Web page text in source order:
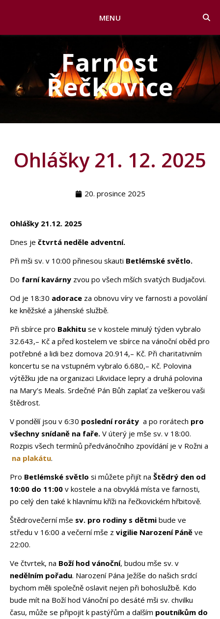
MENU
Farnost
Řečkovice
Ohlášky 21. 12. 2025
20. prosince 2025
Ohlášky 21.12. 2025
Dnes je čtvrtá neděle adventní.
Při mši sv. v 10:00 přinesou skauti Betlémské světlo.
Do farní kavárny zvou po všech mších svatých Budjačovi.
Od je 18:30 adorace za obnovu víry ve farnosti a povolání
ke kněžské a jáhenské službě.
Při sbírce pro Bakhitu se v kostele minulý týden vybralo
32.643,– Kč a před kostelem ve sbírce na vánoční oběd pro
potřebné a lidi bez domova 20.914,– Kč. Při charitativním
koncertu se na vstupném vybralo 6.680,– Kč. Polovina
výtěžku jde na organizaci Likvidace lepry a druhá polovina
na Mary’s Meals. Srdečné Pán Bůh zaplať za veškerou vaši
štědrost.
V pondělí jsou v 6:30 poslední roráty a po rorátech pro
všechny snídaně na faře. V úterý je mše sv. v 18:00.
Rozpis všech termínů předvánočního zpovídání je v Rožni a
na plakátu.
Pro Betlémské světlo si můžete přijít na Štědrý den od
10:00 do 11:00 v kostele a na obvyklá místa ve farnosti,
po celý den také k hlavnímu kříži na řečkovickém hřbitově.
Štědrovečerní mše sv. pro rodiny s dětmi bude ve
středu v 16:00 a večerní mše z vigilie Narození Páně ve
22:00.
Ve čtvrtek, na Boží hod vánoční, budou mše sv. v
nedělním pořadu. Narození Pána Ježíše do našich srdcí
bychom měli společně oslavit nejen při bohoslužbě. Kdo
bude mít na Boží hod Vánoční po desáté mši sv. chvilku
času, může se připojit k pastýřům a dalším poutníkům do